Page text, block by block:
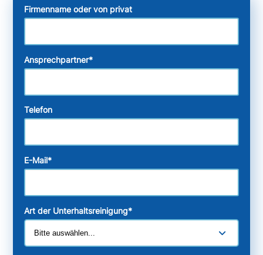
Firmenname oder von privat
Ansprechpartner*
Telefon
E-Mail*
Art der Unterhaltsreinigung*